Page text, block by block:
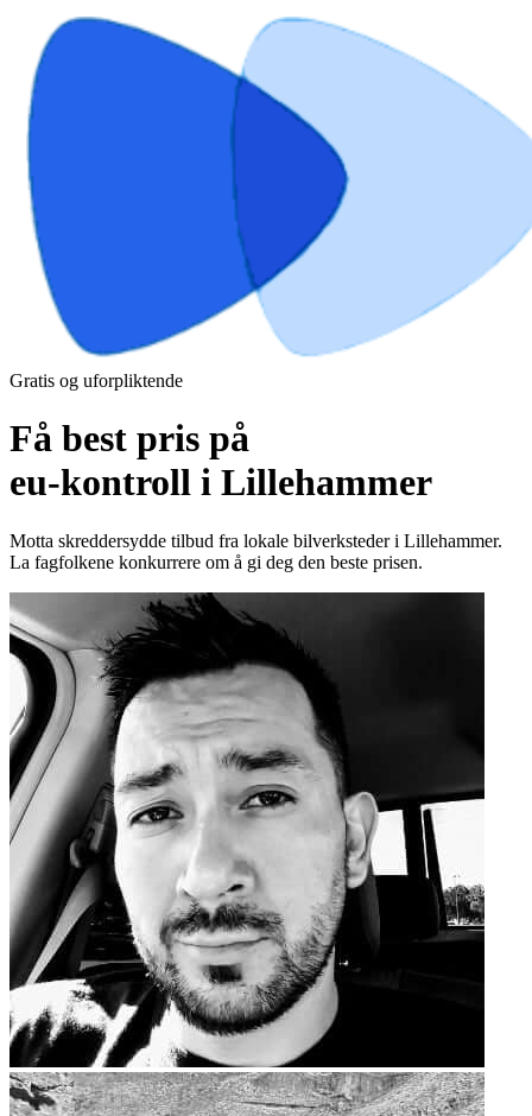
Gratis og uforpliktende
Få best pris på
eu-kontroll i Lillehammer
Motta skreddersydde tilbud fra lokale bilverksteder i Lillehammer.
La fagfolkene konkurrere om å gi deg den beste prisen.